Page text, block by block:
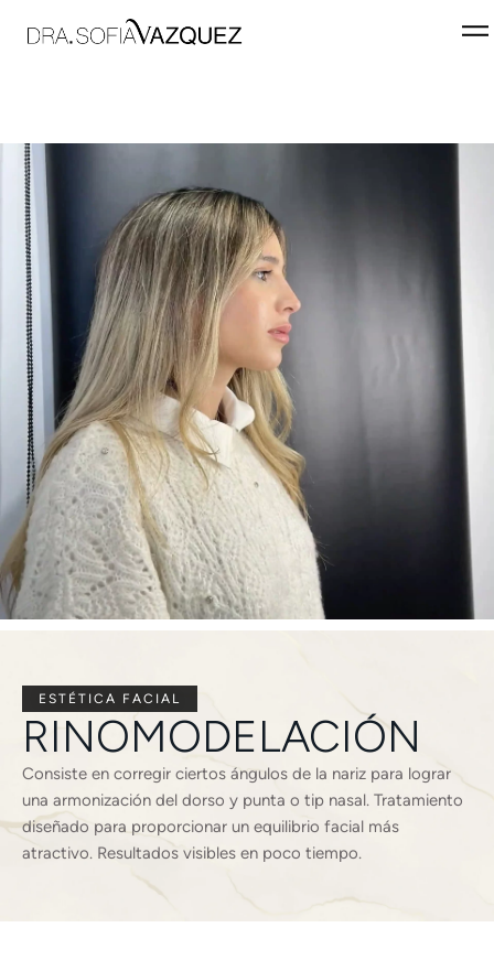
ESTÉTICA FACIAL
RINOMODELACIÓN
Consiste en corregir ciertos ángulos de la nariz para lograr
una armonización del dorso y punta o tip nasal. Tratamiento
diseñado para proporcionar un equilibrio facial más
atractivo. Resultados visibles en poco tiempo.